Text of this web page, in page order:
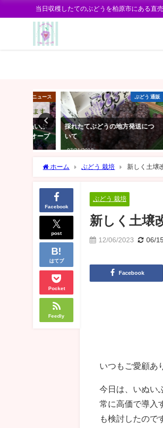
当日収穫したてのぶどうを柏原市にある直
ぶどう 通販
採れたてぶどうの地方発送につ
いて
07/31/2018
通販
07/
ホーム ぶどう 栽培 新しく土壌
Facebook
post
はてブ
Pocket
Feedly
ぶどう 栽培
新しく土壌
12/06/2023 06/
Facebook
いつもご愛顧あ
今日は、いぬい
常に高価で導入
も検討したので